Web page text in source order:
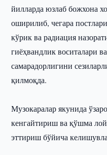
йилларда юзлаб божхона
оширилиб, чегара
кўрик ва радиация
гиёҳвандлик воситалари
самарадорлигини
қилмоқда.
Музокаралар якунида
кенгайтириш ва қўшма
эттириш бўйича